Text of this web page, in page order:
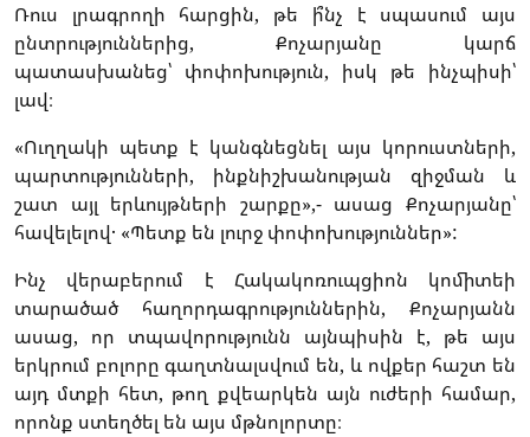
Ռուս լրագրողի հարցին, թե ի՞նչ է սպասում այս
ընտրություններից, Քոչարյանը կարճ
պատասխանեց՝ փոփոխություն, իսկ թե ինչպիսի՝
լավ։
«Ուղղակի պետք է կանգնեցնել այս կորուստների,
պարտությունների, ինքնիշխանության զիջման և
շատ այլ երևույթների շարքը»,- ասաց Քոչարյանը՝
հավելելով․ «Պետք են լուրջ փոփոխություններ»:
Ինչ վերաբերում է Հակակոռուպցիոն կոմիտեի
տարածած հաղորդագրություններին, Քոչարյանն
ասաց, որ տպավորությունն այնպիսին է, թե այս
երկրում բոլորը գաղտնալսվում են, և ովքեր հաշտ են
այդ մտքի հետ, թող քվեարկեն այն ուժերի համար,
որոնք ստեղծել են այս մթնոլորտը։